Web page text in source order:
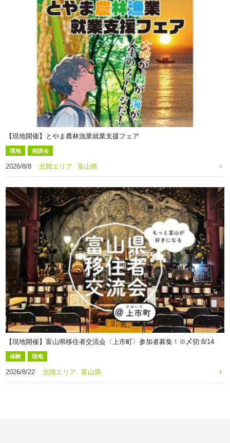
【現地開催】とやま農林漁業就業支援フェア
現地 相談会
2026/8/8 北陸エリア 富山県
【現地開催】富山県移住者交流会〈上市町〉参加者募集！※〆切:8/14
体験 現地
2026/8/22 北陸エリア 富山県